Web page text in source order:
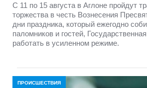
С 11 по 15 августа в Аглоне пройдут
торжества в честь Вознесения
дни праздника, который ежегодно
паломников и гостей,
работать в усиленном режиме.
ПРОИСШЕСТВИЯ